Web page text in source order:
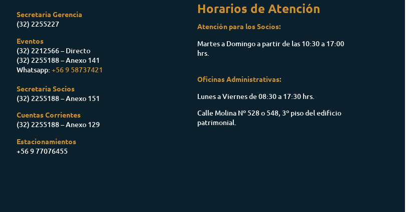
Secretaria Gerencia
(32) 2255227
Eventos
(32) 2212566 – Directo
(32) 2255188 – Anexo 141
Whatsapp: +56 9 58737421
Secretaria Socios
(32) 2255188 – Anexo 151
Cuentas Corrientes
(32) 2255188 – Anexo 129
Estacionamientos
+56 9 77076455
Horarios de Atención
Atención para los Socios:
Martes a Domingo a partir de las 10:30 a 17:00
hrs.
Oficinas Administrativas:
Lunes a Viernes de 08:30 a 17:30 hrs.
Calle Molina Nº 528 o 548, 3º piso del edificio
patrimonial.